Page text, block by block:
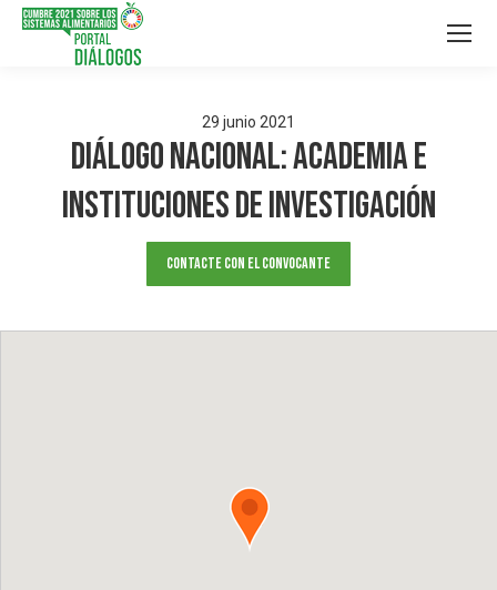
29 junio 2021
Diálogo Nacional: Academia e
Instituciones de Investigación
Contacte con el convocante